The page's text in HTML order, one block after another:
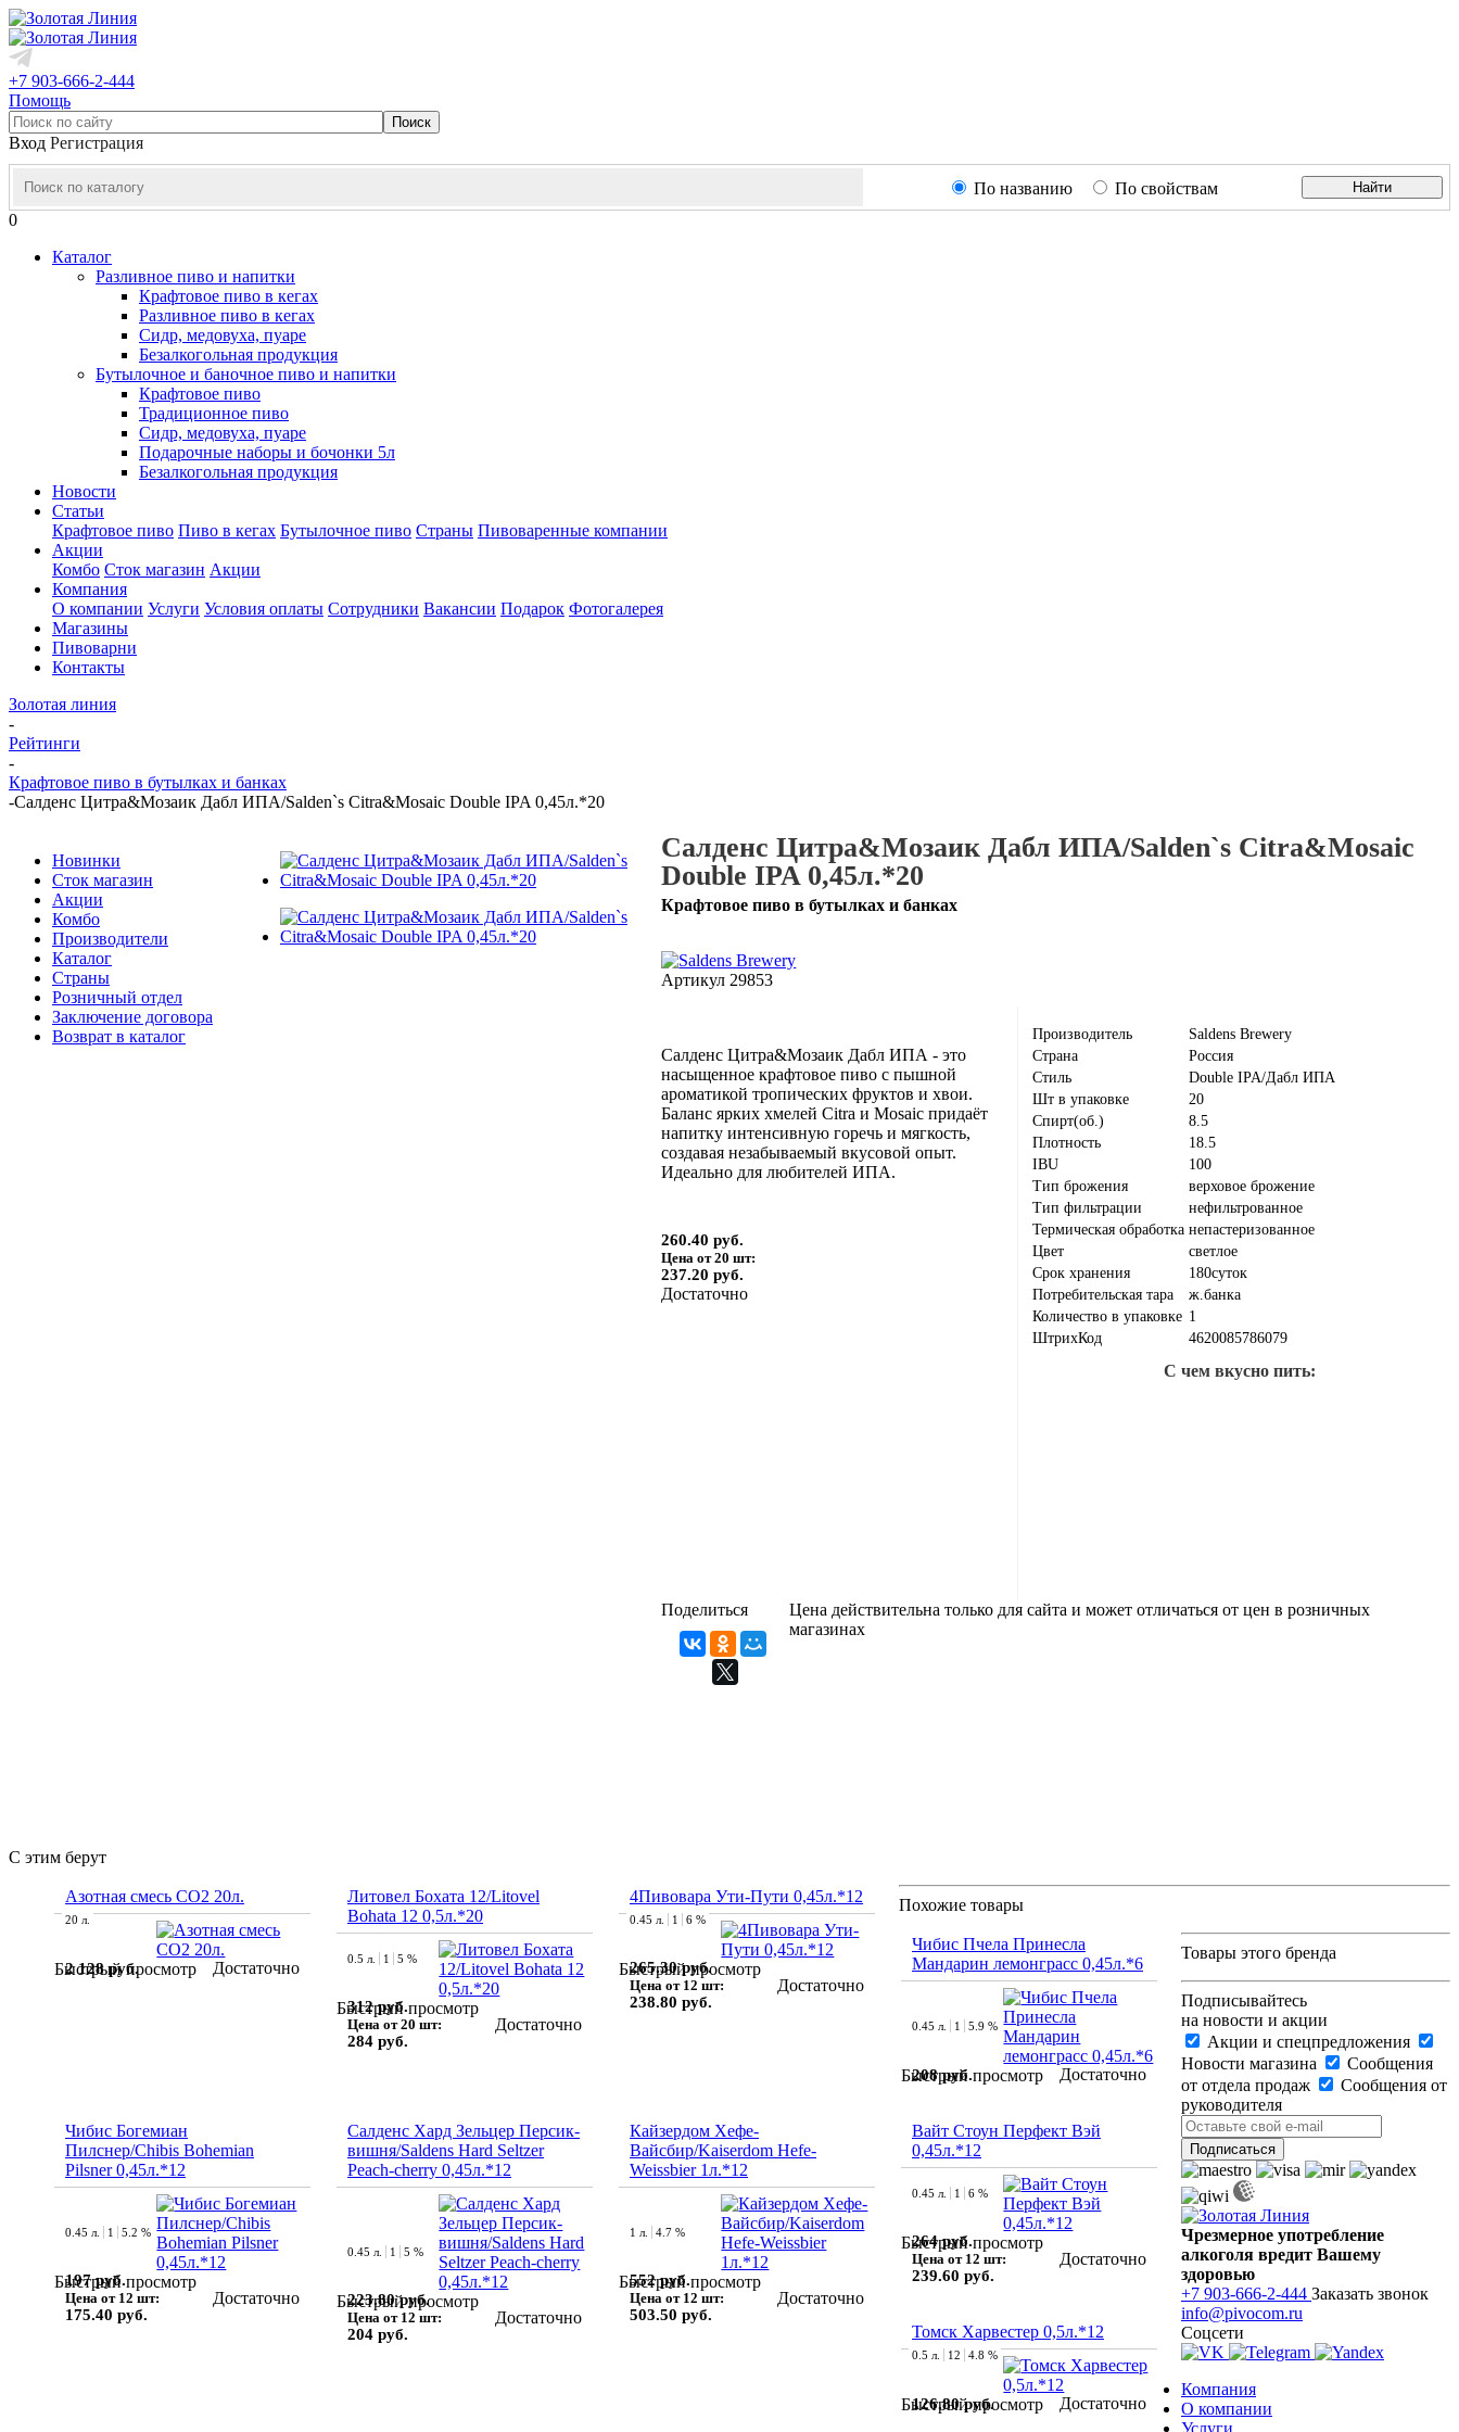
+7 903-666-2-444
Помощь
Вход Регистрация
По названию По свойствам Найти
0
Каталог
Разливное пиво и напитки
Крафтовое пиво в кегах
Разливное пиво в кегах
Сидр, медовуха, пуаре
Безалкогольная продукция
Бутылочное и баночное пиво и напитки
Крафтовое пиво
Традиционное пиво
Сидр, медовуха, пуаре
Подарочные наборы и бочонки 5л
Безалкогольная продукция
Новости
Статьи
Крафтовое пиво Пиво в кегах Бутылочное пиво Страны Пивоваренные компании
Акции
Комбо Сток магазин Акции
Компания
О компании Услуги Условия оплаты Сотрудники Вакансии Подарок Фотогалерея
Магазины
Пивоварни
Контакты
Золотая линия
-
Рейтинги
-
Крафтовое пиво в бутылках и банках
-Салденс Цитра&Мозаик Дабл ИПА/Salden`s Citra&Mosaic Double IPA 0,45л.*20
Новинки
Сток магазин
Акции
Комбо
Производители
Каталог
Страны
Розничный отдел
Заключение договора
Возврат в каталог
Салденс Цитра&Мозаик Дабл ИПА/Salden`s Citra&Mosaic
Double IPA 0,45л.*20
Крафтовое пиво в бутылках и банках
Артикул 29853
Салденс Цитра&Мозаик Дабл ИПА - это
насыщенное крафтовое пиво с пышной
ароматикой тропических фруктов и хвои.
Баланс ярких хмелей Citra и Mosaic придаёт
напитку интенсивную горечь и мягкость,
создавая незабываемый вкусовой опыт.
Идеально для любителей ИПА.
260.40 руб.
Цена от 20 шт:
237.20 руб.
Достаточно
Производитель
Saldens Brewery
Страна
Россия
Стиль
Double IPA/Дабл ИПА
Шт в упаковке
20
Спирт(об.)
8.5
Плотность
18.5
IBU
100
Тип брожения
верховое брожение
Тип фильтрации
нефильтрованное
Термическая обработка непастеризованное
Цвет
светлое
Срок хранения
180суток
Потребительская тара
ж.банка
Количество в упаковке 1
ШтрихКод
4620085786079
С чем вкусно пить:
Поделиться
Цена действительна только для сайта и может отличаться от цен в розничных
магазинах
С этим берут
Азотная смесь СО2 20л.
Быстрый просмотр
20 л.
2 128 руб. Достаточно
Литовел Бохата 12/Litovel
Bohata 12 0,5л.*20
Быстрый просмотр
0.5 л. 1 5 %
312 руб.
Цена от 20 шт:
284 руб.
Достаточно
4Пивовара Ути-Пути 0,45л.*12
Быстрый просмотр
0.45 л. 1 6 %
265.30 руб.
Цена от 12 шт:
238.80 руб.
Достаточно
Похожие товары
Чибис Пчела Принесла
Мандарин лемонграсс 0,45л.*6
Быстрый просмотр
0.45 л. 1 5.9 %
208 руб. Достаточно
Чибис Богемиан
Пилснер/Chibis Bohemian
Pilsner 0,45л.*12
Быстрый просмотр
0.45 л. 1 5.2 %
197 руб.
Цена от 12 шт:
175.40 руб.
Достаточно
Товары этого бренда
Салденс Хард Зельцер Персик-
вишня/Saldens Hard Seltzer
Peach-cherry 0,45л.*12
Быстрый просмотр
0.45 л. 1 5 %
223.80 руб.
Цена от 12 шт:
204 руб.
Достаточно
Кайзердом Хефе-
Вайсбир/Kaiserdom Hefe-
Weissbier 1л.*12
Быстрый просмотр
1 л. 4.7 %
552 руб.
Цена от 12 шт:
503.50 руб.
Достаточно
Вайт Стоун Перфект Вэй
0,45л.*12
Быстрый просмотр
0.45 л. 1 6 %
264 руб.
Цена от 12 шт:
239.60 руб.
Достаточно
Томск Харвестер 0,5л.*12
Быстрый просмотр
0.5 л. 12 4.8 %
126.80 руб. Достаточно
Подписывайтесь
на новости и акции
Акции и спецпредложения
Новости магазина
Сообщения
от отдела продаж
Сообщения от
руководителя
Чрезмерное употребление
алкоголя вредит Вашему
здоровью
+7 903-666-2-444 Заказать звонок
info@pivocom.ru
Соцсети
Компания
О компании